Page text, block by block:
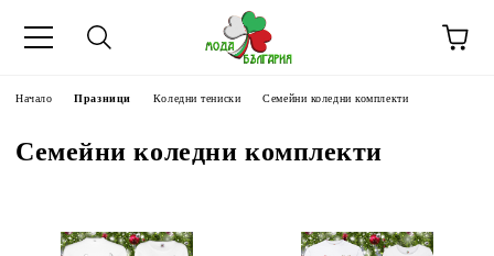
Начало Празници Коледни тениски Семейни коледни комплекти
Семейни коледни комплекти